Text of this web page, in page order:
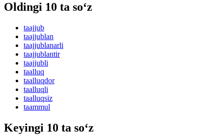
Oldingi 10 ta so‘z
taajjub
taajjublan
taajjublanarli
taajjublantir
taajjubli
taalluq
taalluqdor
taalluqli
taalluqsiz
taammul
Keyingi 10 ta so‘z